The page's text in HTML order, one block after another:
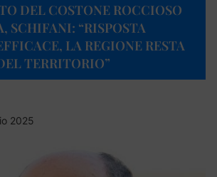
DEL COSTONE ROCCIOSO
SCHIFANI: “RISPOSTA
LA REGIONE RESTA
TERRITORIO”
2025